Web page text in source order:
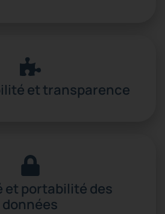
et transparence
et portabilité des
données